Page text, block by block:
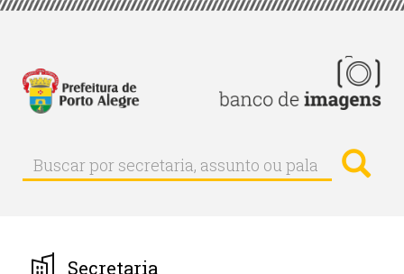
Pular
principal
Buscar
Buscar
por
palavra-
chave
Secretaria